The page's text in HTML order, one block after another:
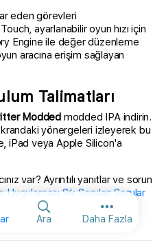
Ara Daha Fazla
Diğer
eden görevleri
ayarlanabilir oyun hızı için
Engine ile değer düzenleme
aracına erişim sağlayan
Talimatları
Modded modded IPA indirin.
yönergeleri izleyerek bu
iPad veya Apple Silicon'a
var? Ayrıntılı yanıtlar ve sorun
Uygulaması Sık Sorulan Sorular